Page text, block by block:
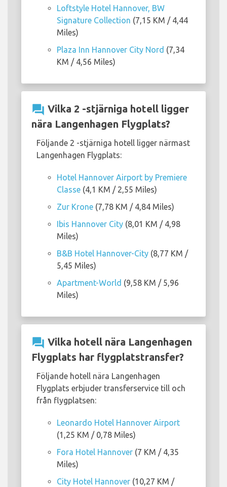
Loftstyle Hotel Hannover, BW
Signature Collection (7,15 KM / 4,44
Miles)
Plaza Inn Hannover City Nord (7,34
KM / 4,56 Miles)
question_answer Vilka 2 -stjärniga hotell ligger
nära Langenhagen Flygplats?
Följande 2 -stjärniga hotell ligger närmast
Langenhagen Flygplats:
Hotel Hannover Airport by Premiere
Classe (4,1 KM / 2,55 Miles)
Zur Krone (7,78 KM / 4,84 Miles)
Ibis Hannover City (8,01 KM / 4,98
Miles)
B&B Hotel Hannover-City (8,77 KM /
5,45 Miles)
Apartment-World (9,58 KM / 5,96
Miles)
question_answer Vilka hotell nära Langenhagen
Flygplats har flygplatstransfer?
Följande hotell nära Langenhagen
Flygplats erbjuder transferservice till och
från flygplatsen:
Leonardo Hotel Hannover Airport
(1,25 KM / 0,78 Miles)
Fora Hotel Hannover (7 KM / 4,35
Miles)
City Hotel Hannover (10,27 KM /